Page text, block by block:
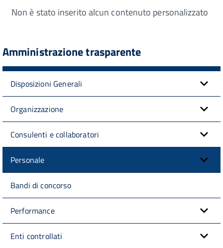
Non è stato inserito alcun contenuto personalizzato
Amministrazione trasparente
Disposizioni Generali
Organizzazione
Consulenti e collaboratori
Personale
Bandi di concorso
Performance
Enti controllati